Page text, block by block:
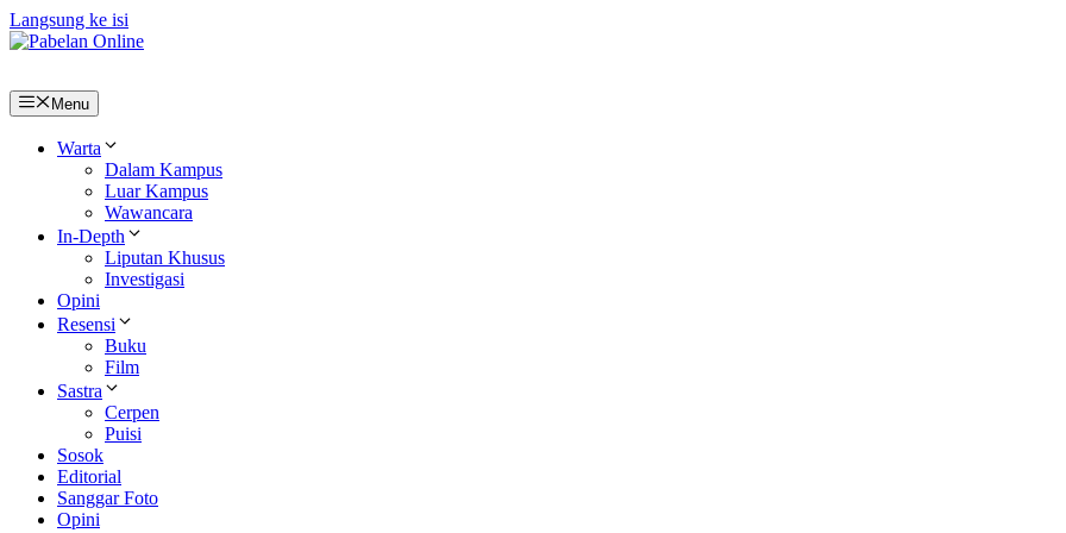
Langsung ke isi
Menu
Warta
Dalam Kampus
Luar Kampus
Wawancara
In-Depth
Liputan Khusus
Investigasi
Opini
Resensi
Buku
Film
Sastra
Cerpen
Puisi
Sosok
Editorial
Sanggar Foto
Opini